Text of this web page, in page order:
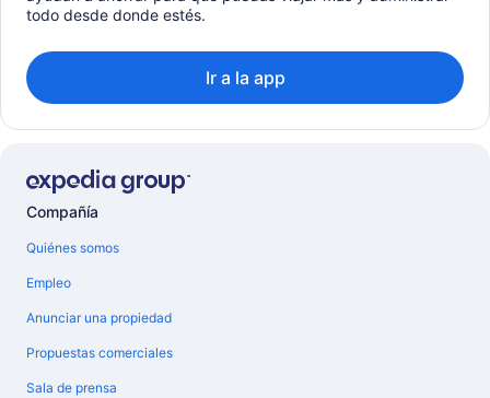
todo desde donde estés.
Ir a la app
Compañía
Quiénes somos
Empleo
Anunciar una propiedad
Propuestas comerciales
Sala de prensa